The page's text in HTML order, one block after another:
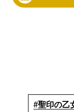
#聖印の乙